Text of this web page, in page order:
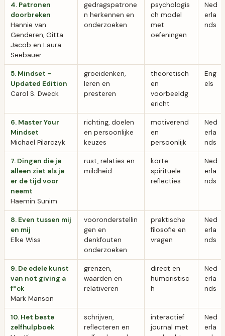
4. Patronen
doorbreken
Hannie van
Genderen, Gitta
Jacob en Laura
Seebauer
gedragspatrone
n herkennen en
onderzoeken
psychologis
ch model
met
oefeningen
Ned
erla
nds
5. Mindset -
Updated Edition
Carol S. Dweck
groeidenken,
leren en
presteren
theoretisch
en
voorbeeldg
ericht
Eng
els
6. Master Your
Mindset
Michael Pilarczyk
richting, doelen
en persoonlijke
keuzes
motiverend
en
persoonlijk
Ned
erla
nds
7. Dingen die je
alleen ziet als je
er de tijd voor
neemt
Haemin Sunim
rust, relaties en
mildheid
korte
spirituele
reflecties
Ned
erla
nds
8. Even tussen mij
en mij
Elke Wiss
vooronderstellin
gen en
denkfouten
onderzoeken
praktische
filosofie en
vragen
Ned
erla
nds
9. De edele kunst
van not giving a
f*ck
Mark Manson
grenzen,
waarden en
relativeren
direct en
humoristisc
h
Ned
erla
nds
10. Het beste
zelfhulpboek
schrijven,
reflecteren en
interactief
journal met
Ned
erla